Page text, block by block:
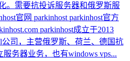
。需要抗投诉服务器和俄罗斯服
官网 parkinhost parkinhost官方
parkinhost成立于2013
司，主营俄罗斯、荷兰、德国抗
务器业务，也有windows vps...